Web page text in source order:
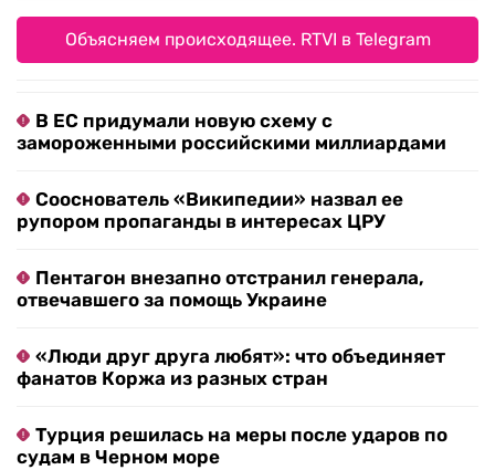
Объясняем происходящее. RTVI в Telegram
В ЕС придумали новую схему с
замороженными российскими миллиардами
Сооснователь «Википедии» назвал ее
рупором пропаганды в интересах ЦРУ
Пентагон внезапно отстранил генерала,
отвечавшего за помощь Украине
«Люди друг друга любят»: что объединяет
фанатов Коржа из разных стран
Турция решилась на меры после ударов по
судам в Черном море